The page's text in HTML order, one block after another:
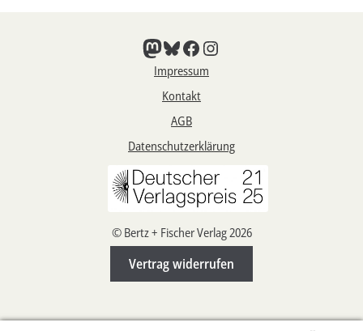
Mastodon
Bluesky
Facebook
Instagram
Impressum
Kontakt
AGB
Datenschutzerklärung
© Bertz + Fischer Verlag 2026
Vertrag widerrufen